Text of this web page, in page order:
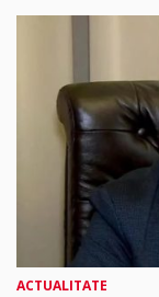
ACTUALITATE